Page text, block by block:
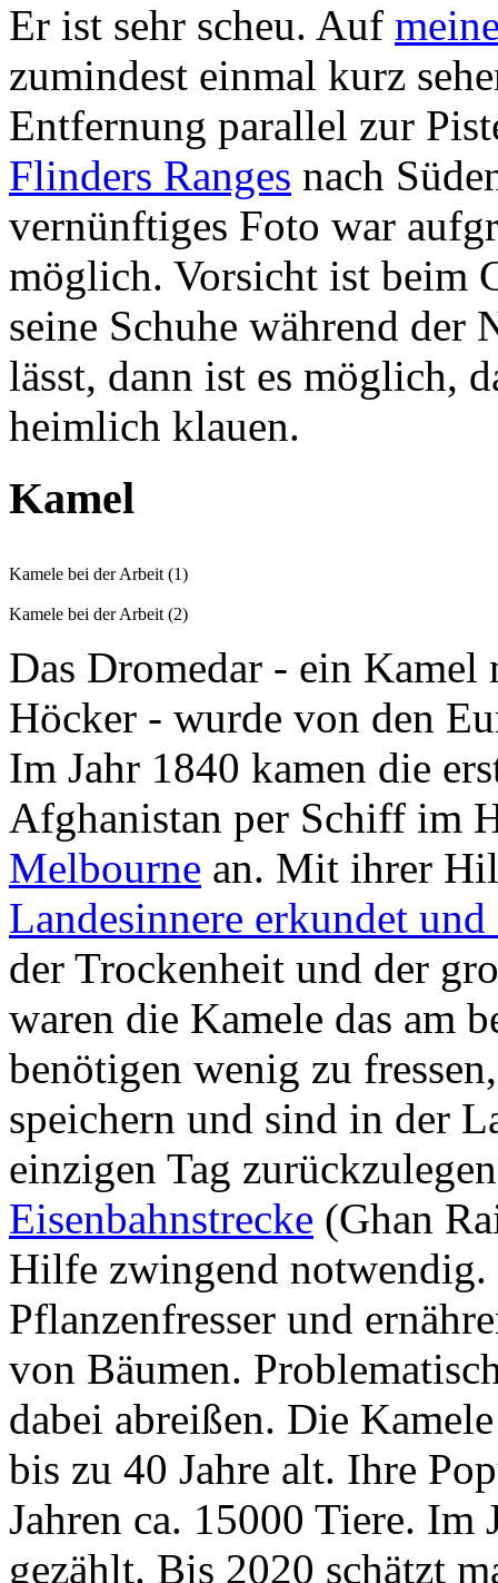
Er ist sehr scheu. Auf
zumindest einmal kurz
Entfernung parallel zur
Flinders Ranges nach
vernünftiges Foto war
möglich. Vorsicht ist beim
seine Schuhe während der
lässt, dann ist es möglich,
heimlich klauen.
Kamel
Kamele bei der Arbeit (1)
Kamele bei der Arbeit (2)
Das Dromedar - ein Kamel
Höcker - wurde von den
Im Jahr 1840 kamen die
Afghanistan per Schiff im
Melbourne an. Mit ihrer
Landesinnere erkundet und
der Trockenheit und der
waren die Kamele das am
benötigen wenig zu
speichern und sind in der
einzigen Tag
Eisenbahnstrecke (Ghan
Hilfe zwingend notwendig.
Pflanzenfresser und
von Bäumen.
dabei abreißen. Die
bis zu 40 Jahre alt. Ihre
Jahren ca. 15000 Tiere. Im
gezählt. Bis 2020 schätzt